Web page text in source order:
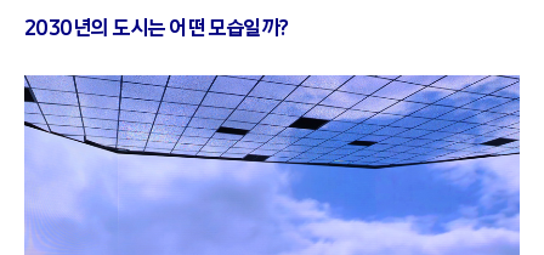
2030년의 도시는 어떤 모습일까?